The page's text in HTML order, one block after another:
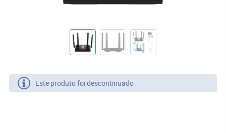
Este produto foi descontinuado